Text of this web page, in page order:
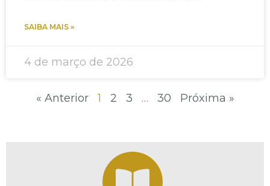
SAIBA MAIS »
4 de março de 2026
« Anterior 1 2 3 … 30 Próxima »